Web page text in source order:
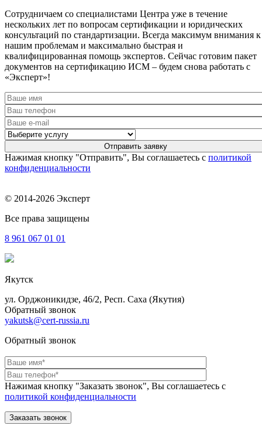
Сотрудничаем со специалистами Центра уже в течение
нескольких лет по вопросам сертификации и юридических
консультаций по стандартизации. Всегда максимум внимания к
нашим проблемам и максимально быстрая и
квалифицированная помощь экспертов. Сейчас готовим пакет
документов на сертификацию ИСМ – будем снова работать с
«Эксперт»!
Нажимая кнопку "Отправить", Вы соглашаетесь с политикой
конфиденциальности
© 2014-2026 Эксперт
Все права защищены
8 961 067 01 01
Якутск
ул. Орджоникидзе, 46/2, Респ. Саха (Якутия)
Обратный звонок
yakutsk@cert-russia.ru
Обратный звонок
Нажимая кнопку "Заказать звонок", Вы соглашаетесь с
политикой конфиденциальности